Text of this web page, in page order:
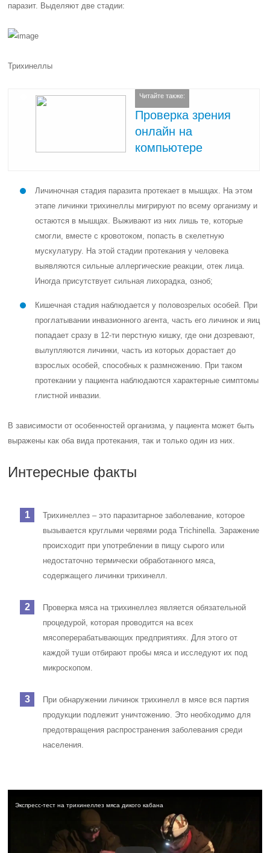
паразит. Выделяют две стадии:
Трихинеллы
Читайте также:
Проверка зрения
онлайн на
компьютере
Личиночная стадия паразита протекает в мышцах. На этом
этапе личинки трихинеллы мигрируют по всему организму и
остаются в мышцах. Выживают из них лишь те, которые
смогли, вместе с кровотоком, попасть в скелетную
мускулатуру. На этой стадии протекания у человека
выявляются сильные аллергические реакции, отек лица.
Иногда присутствует сильная лихорадка, озноб;
Кишечная стадия наблюдается у половозрелых особей. При
проглатывании инвазионного агента, часть его личинок и яиц
попадает сразу в 12-ти перстную кишку, где они дозревают,
вылупляются личинки, часть из которых дорастает до
взрослых особей, способных к размножению. При таком
протекании у пациента наблюдаются характерные симптомы
глистной инвазии.
В зависимости от особенностей организма, у пациента может быть
выражены как оба вида протекания, так и только один из них.
Интересные факты
Трихинеллез – это паразитарное заболевание, которое
вызывается круглыми червями рода Trichinella. Заражение
происходит при употреблении в пищу сырого или
недостаточно термически обработанного мяса,
содержащего личинки трихинелл.
Проверка мяса на трихинеллез является обязательной
процедурой, которая проводится на всех
мясоперерабатывающих предприятиях. Для этого от
каждой туши отбирают пробы мяса и исследуют их под
микроскопом.
При обнаружении личинок трихинелл в мясе вся партия
продукции подлежит уничтожению. Это необходимо для
предотвращения распространения заболевания среди
населения.
Экспресс-тест на трихинеллез мяса дикого кабана